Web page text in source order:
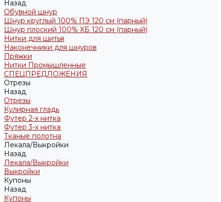
Назад
Обувной шнур
Шнур круглый 100% ПЭ 120 см (парный)
Шнур плоский 100% ХБ 120 см (парный)
Нитки для шитья
Наконечники для шнуров
Пряжки
Нитки Промышленные
СПЕЦПРЕДЛОЖЕНИЯ
Отрезы
Назад
Отрезы
Кулирная гладь
Футер 2-х нитка
Футер 3-х нитка
Тканые полотна
Лекала/Выкройки
Назад
Лекала/Выкройки
Выкройки
Купоны
Назад
Купоны